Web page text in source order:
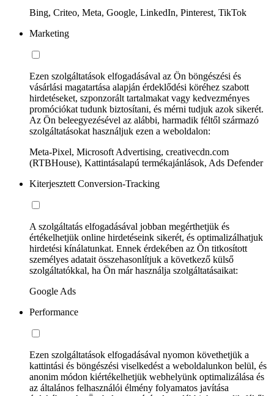
Bing, Criteo, Meta, Google, LinkedIn, Pinterest, TikTok
Marketing
Ezen szolgáltatások elfogadásával az Ön böngészési és
vásárlási magatartása alapján érdeklődési köréhez szabott
hirdetéseket, szponzorált tartalmakat vagy kedvezményes
promóciókat tudunk biztosítani, és mérni tudjuk azok sikerét.
Az Ön beleegyezésével az alábbi, harmadik féltől származó
szolgáltatásokat használjuk ezen a weboldalon:
Meta-Pixel, Microsoft Advertising, creativecdn.com
(RTBHouse), Kattintásalapú termékajánlások, Ads Defender
Kiterjesztett Conversion-Tracking
A szolgáltatás elfogadásával jobban megérthetjük és
értékelhetjük online hirdetéseink sikerét, és optimalizálhatjuk
hirdetési kínálatunkat. Ennek érdekében az Ön titkosított
személyes adatait összehasonlítjuk a következő külső
szolgáltatókkal, ha Ön már használja szolgáltatásaikat:
Google Ads
Performance
Ezen szolgáltatások elfogadásával nyomon követhetjük a
kattintási és böngészési viselkedést a weboldalunkon belül, és
anonim módon kiértékelhetjük webhelyünk optimalizálása és
az általános felhasználói élmény folyamatos javítása